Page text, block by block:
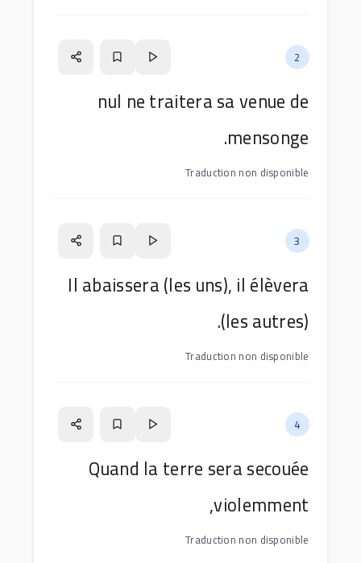
2
nul ne traitera sa venue de
mensonge.
Traduction non disponible
3
Il abaissera (les uns), il élèvera
(les autres).
Traduction non disponible
4
Quand la terre sera secouée
violemment,
Traduction non disponible